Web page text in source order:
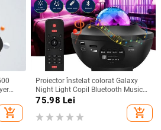
add_shopping_cart
Proiector înstelat colorat Galaxy
Night Light Copil Bluetooth Music
Player USB Nightlight Star
Nightlight Proiector romantic
Lampă de noapte Cadou
75.98 Lei
add_shopping_cart